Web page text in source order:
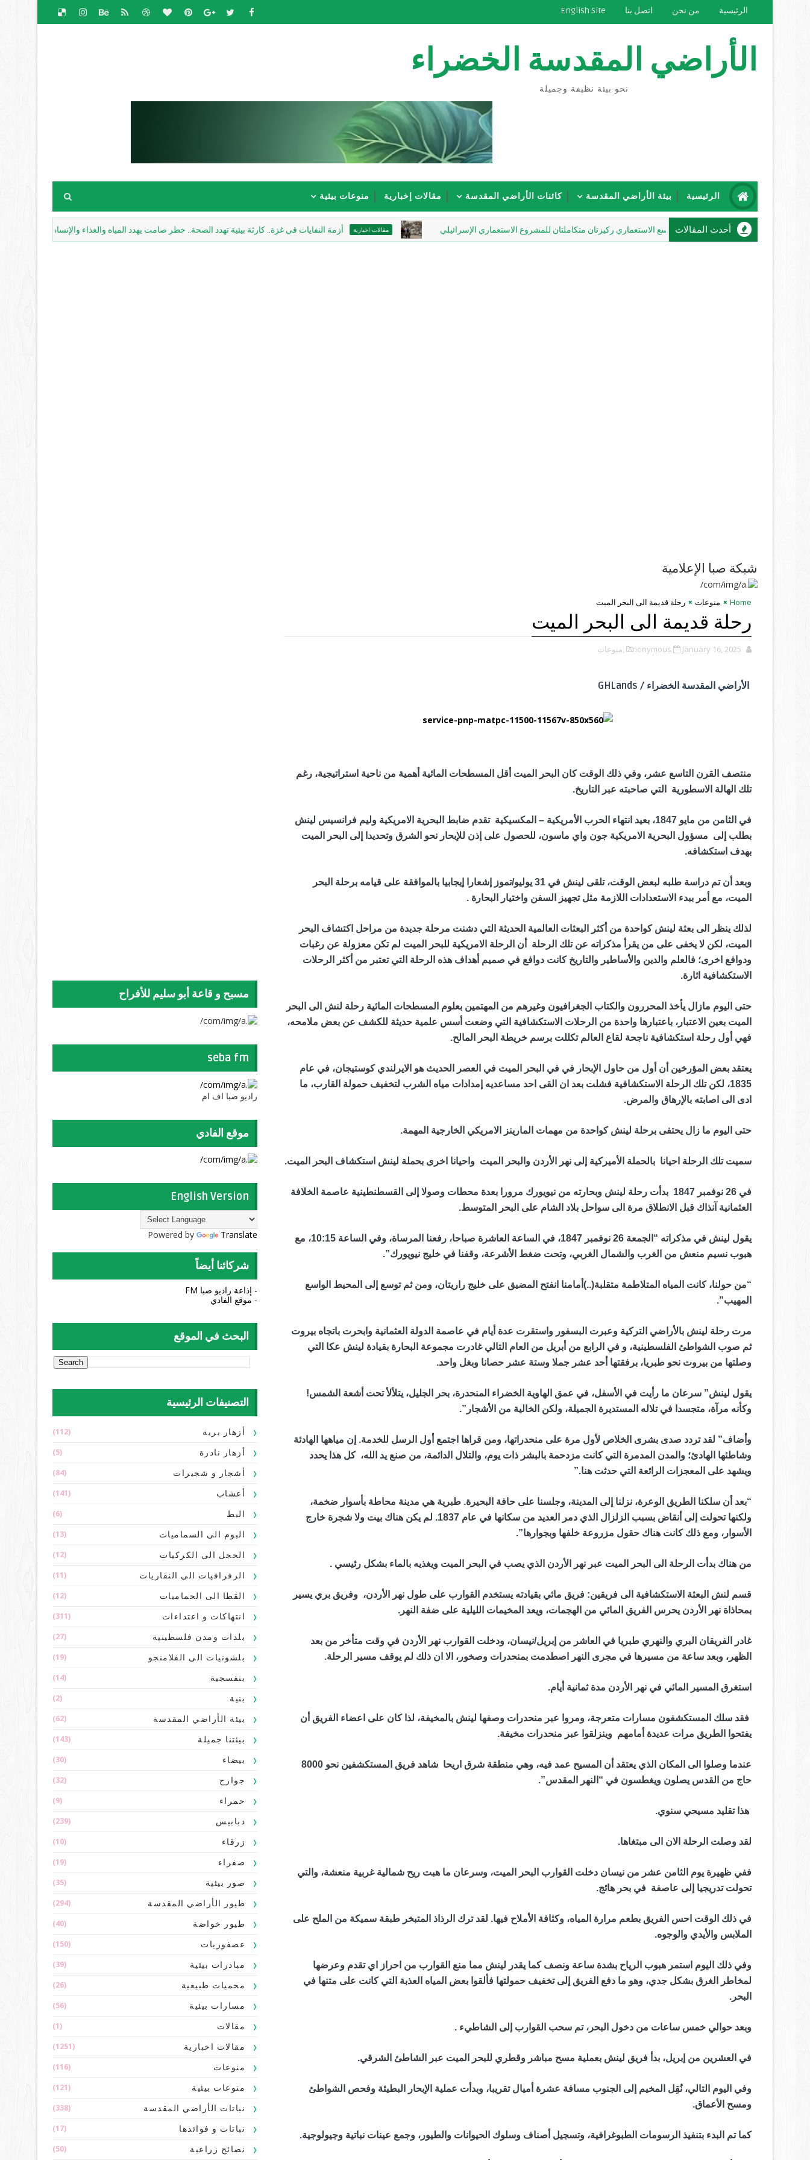
الرئيسية من نحن اتصل بنا English Site
الأراضي المقدسة الخضراء
نحو بيئة نظيفة وجميلة
الرئيسية بيئة الأراضي المقدسة كائنات الأراضي المقدسة مقالات إخبارية منوعات بيئية
أحدث المقالات
شاهين: إرهاب المستعمرين والتوسع الاستعماري ركيزتان متكاملتان للمشروع الاستعماري الإسرائيلي مقالات اخبارية أزمة النفايات في غزة.. كارثة بيئية تهدد الصحة.. خطر صامت يهدد المياه والغذاء والإنسان
شبكة صبا الإعلامية
Home منوعات رحلة قديمة الى البحر الميت
رحلة قديمة الى البحر الميت
Anonymous January 16, 2025 ,منوعات
الأراضي المقدسة الخضراء / GHLands
منتصف القرن التاسع عشر، وفي ذلك الوقت كان البحر الميت أقل المسطحات المائية أهمية من ناحية استراتيجية، رغم
تلك الهالة الاسطورية التي صاحبته عبر التاريخ.
في الثامن من مايو 1847، بعيد انتهاء الحرب الأمريكية – المكسيكية تقدم ضابط البحرية الامريكية وليم فرانسيس لينش
بطلب إلى مسؤول البحرية الامريكية جون واي ماسون، للحصول على إذن للإبحار نحو الشرق وتحديدا إلى البحر الميت
بهدف استكشافه.
وبعد أن تم دراسة طلبه لبعض الوقت، تلقى لينش في 31 يوليو/تموز إشعارا إيجابيا بالموافقة على قيامه برحلة البحر
الميت، مع أمر ببدء الاستعدادات اللازمة مثل تجهيز السفن واختيار البحارة .
لذلك ينظر الى بعثة لينش كواحدة من أكثر البعثات العالمية الحديثة التي دشنت مرحلة جديدة من مراحل اكتشاف البحر
الميت، لكن لا يخفى على من يقرأ مذكراته عن تلك الرحلة أن الرحلة الامريكية للبحر الميت لم تكن معزولة عن رغبات
ودوافع اخرى؛ فالعلم والدين والأساطير والتاريخ كانت دوافع في صميم أهداف هذه الرحلة التي تعتبر من أكثر الرحلات
الاستكشافية اثارة.
حتى اليوم مازال يأخذ المحررون والكتاب الجغرافيون وغيرهم من المهتمين بعلوم المسطحات المائية رحلة لنش الى البحر
الميت بعين الاعتبار، باعتبارها واحدة من الرحلات الاستكشافية التي وضعت أسس علمية حديثة للكشف عن بعض ملامحه،
فهي أول رحلة استكشافية ناجحة لقاع العالم تكللت برسم خريطة البحر المالح.
يعتقد بعض المؤرخين أن أول من حاول الإبحار في في البحر الميت في العصر الحديث هو الايرلندي كوستيجان، في عام
1835، لكن تلك الرحلة الاستكشافية فشلت بعد ان القى احد مساعديه إمدادات مياه الشرب لتخفيف حمولة القارب، ما
ادى الى اصابته بالإرهاق والمرض.
حتى اليوم ما زال يحتفى برحلة لينش كواحدة من مهمات المارينز الامريكي الخارجية المهمة.
سميت تلك الرحلة احيانا بالحملة الأميركية إلى نهر الأردن والبحر الميت واحيانا اخرى بحملة لينش استكشاف البحر الميت.
في 26 نوفمبر 1847 بدأت رحلة لينش وبحارته من نيويورك مرورا بعدة محطات وصولا إلى القسطنطينية عاصمة الخلافة
العثمانية آنذاك قبل الانطلاق مرة الى سواحل بلاد الشام على البحر المتوسط.
يقول لينش في مذكراته “الجمعة 26 نوفمبر 1847، في الساعة العاشرة صباحا، رفعنا المرساة، وفي الساعة 10:15، مع
هبوب نسيم منعش من الغرب والشمال الغربي، وتحت ضغط الأشرعة، وقفنا في خليج نيويورك”.
“من حولنا، كانت المياه المتلاطمة متقلبة(..)أمامنا انفتح المضيق على خليج راريتان، ومن ثم توسع إلى المحيط الواسع
المهيب”.
مرت رحلة لينش بالأراضي التركية وعبرت البسفور واستقرت عدة أيام في عاصمة الدولة العثمانية وابحرت باتجاه بيروت
ثم صوب الشواطئ الفلسطينية، و في الرابع من أبريل من العام التالي غادرت مجموعة البحارة بقيادة لينش عكا التي
وصلتها من بيروت نحو طبريا، برفقتها أحد عشر جملا وستة عشر حصانا وبغل واحد.
يقول لينش” سرعان ما رأيت في الأسفل، في عمق الهاوية الخضراء المنحدرة، بحر الجليل، يتلألأ تحت أشعة الشمس!
وكأنه مرآة، متجسدا في تلاله المستديرة الجميلة، ولكن الخالية من الأشجار”.
وأضاف” لقد تردد صدى بشرى الخلاص لأول مرة على منحدراتها، ومن قراها اجتمع أول الرسل للخدمة. إن مياهها الهادئة
وشاطئها الهادئ؛ والمدن المدمرة التي كانت مزدحمة بالبشر ذات يوم، والتلال الدائمة، من صنع يد الله، كل هذا يحدد
ويشهد على المعجزات الرائعة التي حدثت هنا.”
“بعد أن سلكنا الطريق الوعرة، نزلنا إلى المدينة، وجلسنا على حافة البحيرة. طبرية هي مدينة محاطة بأسوار ضخمة،
ولكنها تحولت إلى أنقاض بسبب الزلزال الذي دمر العديد من سكانها في عام 1837. لم يكن هناك بيت ولا شجرة خارج
الأسوار، ومع ذلك كانت هناك حقول مزروعة خلفها وبجوارها”.
من هناك بدأت الرحلة الى البحر الميت عبر نهر الأردن الذي يصب في البحر الميت ويغذيه بالماء بشكل رئيسي .
قسم لنش البعثة الاستكشافية الى فريقين: فريق مائي بقيادته يستخدم القوارب على طول نهر الأردن، وفريق بري يسير
بمحاذاة نهر الأردن يحرس الفريق المائي من الهجمات، ويعد المخيمات الليلية على ضفة النهر.
غادر الفريقان البري والنهري طبريا في العاشر من إبريل/نيسان، ودخلت القوارب نهر الأردن في وقت متأخر من بعد
الظهر، وبعد ساعة من مسيرها في مجرى النهر اصطدمت بمنحدرات وصخور، الا ان ذلك لم يوقف مسير الرحلة.
استغرق المسير المائي في نهر الأردن مدة ثمانية أيام.
فقد سلك المستكشفون مسارات متعرجة، ومروا عبر منحدرات وصفها لينش بالمخيفة، لذا كان على اعضاء الفريق أن
يفتحوا الطريق مرات عديدة أمامهم وينزلقوا عبر منحدرات مخيفة.
عندما وصلوا الى المكان الذي يعتقد أن المسيح عمد فيه، وهي منطقة شرق اريحا شاهد فريق المستكشفين نحو 8000
حاج من القدس يصلون ويغطسون في “النهر المقدس”.
هذا تقليد مسيحي سنوي.
لقد وصلت الرحلة الان الى مبتغاها.
ففي ظهيرة يوم الثامن عشر من نيسان دخلت القوارب البحر الميت، وسرعان ما هبت ريح شمالية غربية منعشة، والتي
تحولت تدريجيا إلى عاصفة في بحر هائج.
في ذلك الوقت احس الفريق بطعم مرارة المياه، وكثافة الأملاح فيها. لقد ترك الرذاذ المتبخر طبقة سميكة من الملح على
الملابس والأيدي والوجوه.
وفي ذلك اليوم استمر هبوب الرياح بشدة ساعة ونصف كما يقدر لينش مما منع القوارب من احراز اي تقدم وعرضها
لمخاطر الغرق بشكل جدي، وهو ما دفع الفريق إلى تخفيف حمولتها فألقوا بعض المياه العذبة التي كانت على متنها في
البحر.
وبعد حوالي خمس ساعات من دخول البحر، تم سحب القوارب إلى الشاطيء .
في العشرين من إبريل، بدأ فريق لينش بعملية مسح مباشر وقطري للبحر الميت عبر الشاطئ الشرقي.
وفي اليوم التالي، نُقِل المخيم إلى الجنوب مسافة عشرة أميال تقريبا، وبدأت عملية الإبحار البطيئة وفحص الشواطئ
ومسح الأعماق.
كما تم البدء بتنفيذ الرسومات الطبوغرافية، وتسجيل أصناف وسلوك الحيوانات والطيور، وجمع عينات نباتية وجيولوجية.
مسبح و قاعة أبو سليم للأفراح
seba fm
راديو صبا اف ام
موقع الفادي
English Version
Powered by Translate
شركائنا أيضاً
- إذاعة راديو صبا FM
- موقع الفادي
البحث في الموقع
التصنيفات الرئيسية
أزهار برية (112)
أزهار نادرة (5)
أشجار و شجيرات (84)
أعشاب (141)
البط (6)
البوم الى السماميات (13)
الحجل الى الكركيات (12)
الرفرافيات الى النقاريات (11)
القطا الى الحماميات (12)
انتهاكات و اعتداءات (311)
بلدات ومدن فلسطينية (27)
بلشونيات الى الفلامنجو (19)
بنفسجية (14)
بنية (2)
بيئة الأراضي المقدسة (62)
بيئتنا جميلة (143)
بيضاء (30)
جوارح (32)
حمراء (9)
دبابيس (239)
زرقاء (10)
صفراء (19)
صور بيئية (35)
طيور الأراضي المقدسة (294)
طيور خواضة (40)
عصفوريات (150)
مبادرات بيئية (39)
محميات طبيعية (26)
مسارات بيئية (56)
مقالات (1)
مقالات اخبارية (1251)
منوعات (116)
منوعات بيئية (121)
نباتات الأراضي المقدسة (338)
نباتات و فوائدها (17)
نصائح زراعية (50)